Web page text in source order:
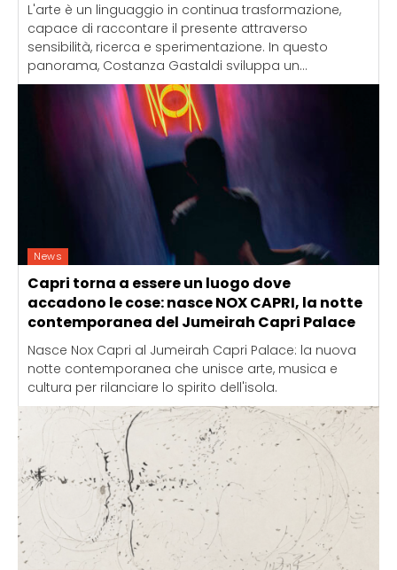
L'arte è un linguaggio in continua trasformazione,
capace di raccontare il presente attraverso
sensibilità, ricerca e sperimentazione. In questo
panorama, Costanza Gastaldi sviluppa un...
News
Capri torna a essere un luogo dove
accadono le cose: nasce NOX CAPRI, la notte
contemporanea del Jumeirah Capri Palace
Nasce Nox Capri al Jumeirah Capri Palace: la nuova
notte contemporanea che unisce arte, musica e
cultura per rilanciare lo spirito dell'isola.